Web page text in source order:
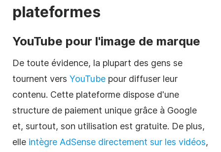
plateformes
YouTube pour l'image de marque
De toute évidence, la plupart des gens se
tournent vers YouTube pour diffuser leur
contenu. Cette plateforme dispose d'une
structure de paiement unique grâce à Google
et, surtout, son utilisation est gratuite. De plus,
elle intègre AdSense directement sur les vidéos,